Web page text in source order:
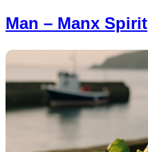
Man – Manx Spirit